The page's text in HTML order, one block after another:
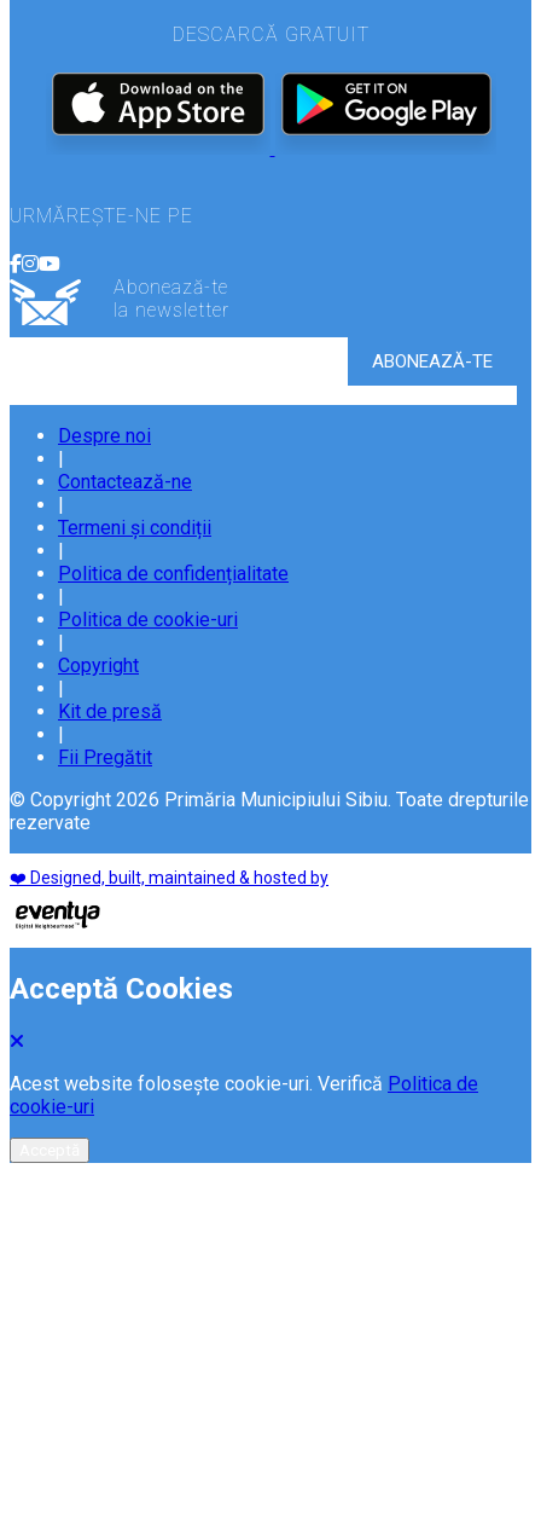
DESCARCĂ GRATUIT
URMĂREȘTE-NE PE
Abonează-te
la newsletter
Despre noi
Contactează-ne
Termeni și condiții
Politica de confidențialitate
Politica de cookie-uri
Copyright
Kit de presă
Fii Pregătit
© Copyright 2026 Primăria Municipiului Sibiu. Toate drepturile
rezervate
❤️ Designed, built, maintained & hosted by
Acceptă Cookies
Acest website folosește cookie-uri. Verifică Politica de
cookie-uri